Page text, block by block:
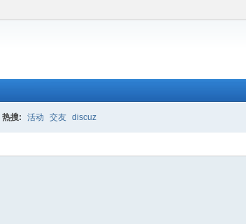
热搜: 活动 交友 discuz